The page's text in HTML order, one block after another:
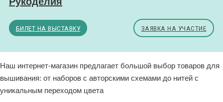
БИЛЕТ НА ВЫСТАВКУ ЗАЯВКА НА УЧАСТИЕ
Наш интернет-магазин предлагает большой выбор товаров для
вышивания: от наборов с авторскими схемами до нитей с
уникальным переходом цвета